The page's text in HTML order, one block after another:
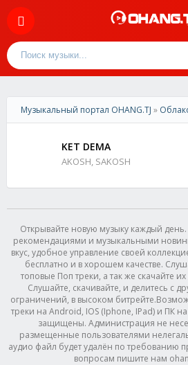
Музыкальный портал OHANG.TJ »
KET DEMA
AKOSH, SAKOSH
Открывайте новую музыку каждый
рекомендациями и музыкальными
вкус, удобное управление своей
бесплатно и в хорошем качестве.
топовые Поп треки, а так же скачайте
Слушайте, скачивайте, и делитесь с
ограничений, в высоком
треки на Android, IOS (Iphone, IPad) и ПК на
защищены. Администрация не
размещенные пользователями
аудио файл будет удалён по требованию
вопросам пишите нам